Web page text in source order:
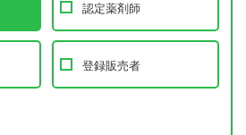
認定薬剤師
登録販売者